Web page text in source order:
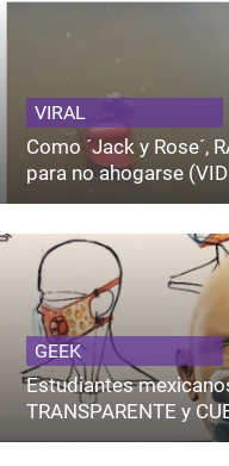
VIRAL
Como ´Jack y Rose´,
para no ahogarse
GEEK
Estudiantes
TRANSPARENTE y